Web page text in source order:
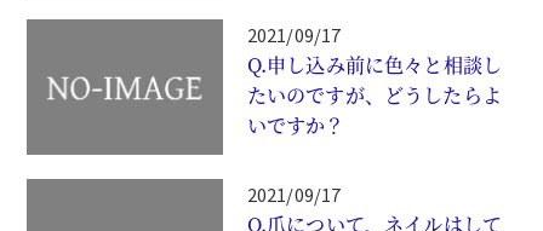
2021/09/17
Q.申し込み前に色々と相談し
たいのですが、どうしたらよ
いですか？
2021/09/17
Q.爪について、ネイルはして